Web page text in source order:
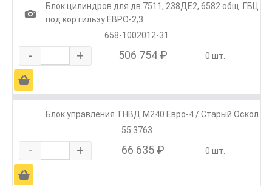
1
Блок цилиндров для дв.7511, 238ДЕ2, 6582 общ. ГБЦ
под кор.гильзу ЕВРО-2,3
658-1002012-31
- + 506 754 ₽ 0 шт.
Ä
Блок управления ТНВД М240 Евро-4 / Старый Оскол
55.3763
- + 66 635 ₽ 0 шт.
Ä